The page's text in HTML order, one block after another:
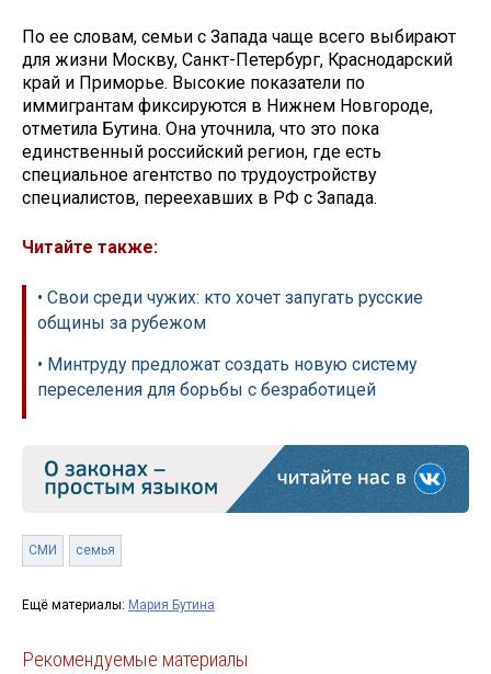
По ее словам, семьи с Запада чаще всего выбирают
для жизни Москву, Санкт-Петербург, Краснодарский
край и Приморье. Высокие показатели по
иммигрантам фиксируются в Нижнем Новгороде,
отметила Бутина. Она уточнила, что это пока
единственный российский регион, где есть
специальное агентство по трудоустройству
специалистов, переехавших в РФ с Запада.
Читайте также:
• Свои среди чужих: кто хочет запугать русские
общины за рубежом
• Минтруду предложат создать новую систему
переселения для борьбы с безработицей
СМИ семья
Ещё материалы: Мария Бутина
Рекомендуемые материалы